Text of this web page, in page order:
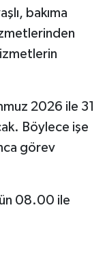
bakıma
2026 ile 31
Böylece işe
görev
08.00 ile